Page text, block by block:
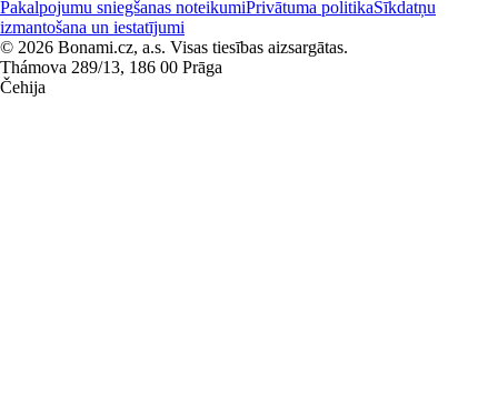
Pakalpojumu sniegšanas noteikumiPrivātuma politikaSīkdatņu
izmantošana un iestatījumi
© 2026 Bonami.cz, a.s. Visas tiesības aizsargātas.
Thámova 289/13, 186 00 Prāga
Čehija